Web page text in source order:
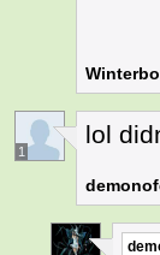
1
lol